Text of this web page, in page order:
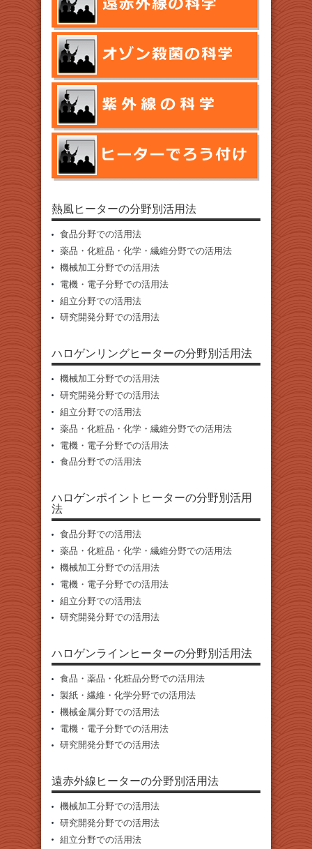
熱風ヒーターの分野別活用法
食品分野での活用法
薬品・化粧品・化学・繊維分野での活用法
機械加工分野での活用法
電機・電子分野での活用法
組立分野での活用法
研究開発分野での活用法
ハロゲンリングヒーターの分野別活用法
機械加工分野での活用法
研究開発分野での活用法
組立分野での活用法
薬品・化粧品・化学・繊維分野での活用法
電機・電子分野での活用法
食品分野での活用法
ハロゲンポイントヒーターの分野別活用
法
食品分野での活用法
薬品・化粧品・化学・繊維分野での活用法
機械加工分野での活用法
電機・電子分野での活用法
組立分野での活用法
研究開発分野での活用法
ハロゲンラインヒーターの分野別活用法
食品・薬品・化粧品分野での活用法
製紙・繊維・化学分野での活用法
機械金属分野での活用法
電機・電子分野での活用法
研究開発分野での活用法
遠赤外線ヒーターの分野別活用法
機械加工分野での活用法
研究開発分野での活用法
組立分野での活用法